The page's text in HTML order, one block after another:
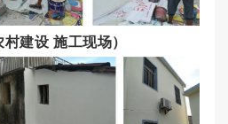
村建设 施工现场）